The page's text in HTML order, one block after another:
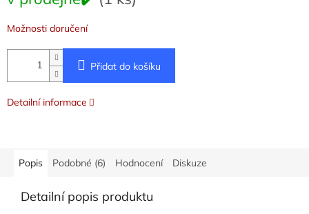
Možnosti doručení
Přidat do košíku
Detailní informace
Popis Podobné (6) Hodnocení Diskuze
Detailní popis produktu